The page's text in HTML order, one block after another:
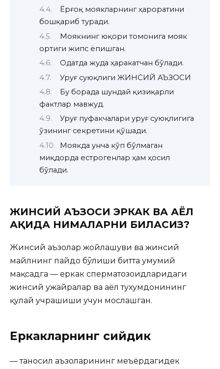
Ёрғоқ моякларнинг ҳароратини
бошқариб туради.
Моякнинг юқори томонига мояк
ортиги жипс ёпишган.
Одатда жуда ҳаракатчан бўлади.
Уруғ суюқлиги ЖИНСИЙ АЪЗОСИ
Бу борада шундай қизиқарли
фактлар мавжуд.
Уруғ пуфакчалари уруғ суюқлигига
ўзининг секретини қўшади.
Моякда унча кўп бўлмаган
миқдорда естрогенлар ҳам ҳосил
бўлади.
ЖИНСИЙ АЪЗОСИ ЭРКАК ВА АЁЛ
ҲАҚИДА НИМАЛАРНИ БИЛАСИЗ?
Жинсий аъзолар жойлашуви ва жинсий
майлнинг пайдо бўлиши битта умумий
мақсадга — еркак сперматозоидларидаги
жинсий ҳужайралар ва аёл тухумдонининг
қулай учрашиши учун мослашган.
Еркакларнинг сийдик
— таносил аъзоларининг меъёрдагидек